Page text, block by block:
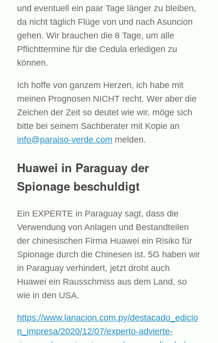
und eventuell ein paar Tage länger zu bleiben,
da nicht täglich Flüge von und nach Asuncion
gehen. Wir brauchen die 8 Tage, um alle
Pflichttermine für die Cedula erledigen zu
können.
Ich hoffe von ganzem Herzen, ich habe mit
meinen Prognosen NICHT recht. Wer aber die
Zeichen der Zeit so deutet wie wir, möge sich
bitte bei seinem Sachberater mit Kopie an
info@paraiso-verde.com melden.
Huawei in Paraguay der
Spionage beschuldigt
Ein EXPERTE in Paraguay sagt, dass die
Verwendung von Anlagen und Bestandteilen
der chinesischen Firma Huawei ein Risiko für
Spionage durch die Chinesen ist. 5G haben wir
in Paraguay verhindert, jetzt droht auch
Huawei ein Rausschmiss aus dem Land, so
wie in den USA.
https://www.lanacion.com.py/destacado_edicio
n_impresa/2020/12/07/experto-advierte-